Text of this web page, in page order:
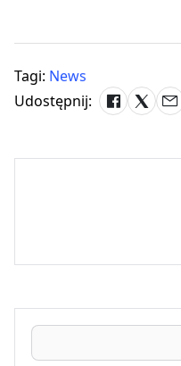
Tagi: News
Udostępnij: